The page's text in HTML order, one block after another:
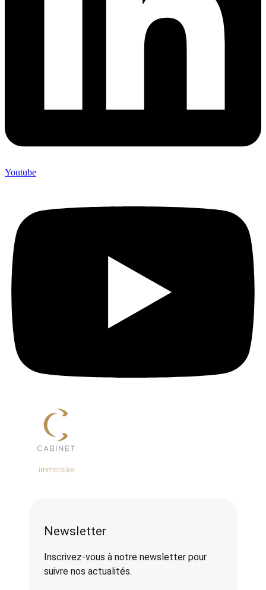
Youtube